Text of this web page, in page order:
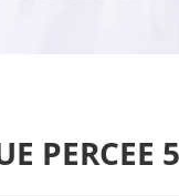
PERCEE